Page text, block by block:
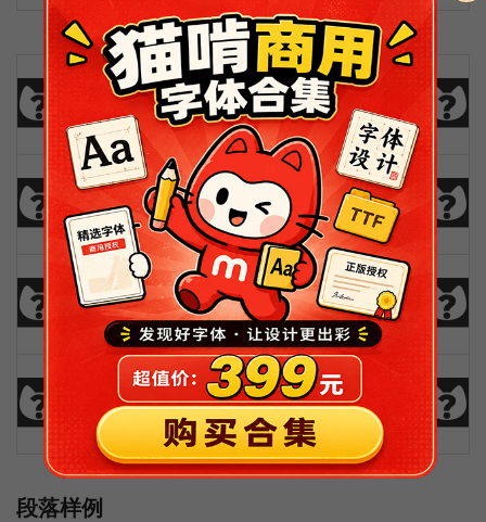
0 123456789
!@#$%^&*()
_ +-={}|[]?
:;"'<>,./\
段落样例